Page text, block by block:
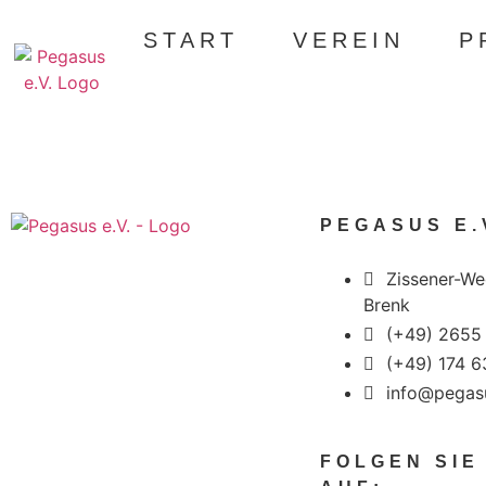
START VEREIN
PEGASUS
Zissener-
Brenk
(+49)
(+49) 174
FOLGEN SIE